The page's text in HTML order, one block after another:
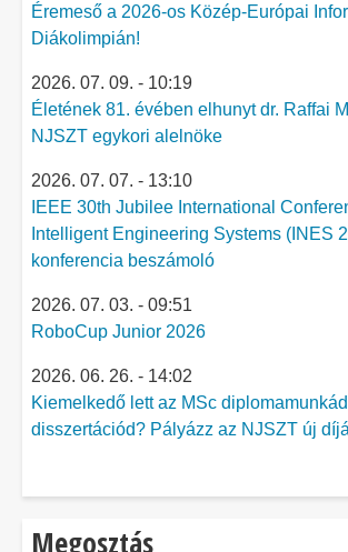
Éremeső a 2026-os Közép-Európai
Diákolimpián!
2026. 07. 09. - 10:19
Életének 81. évében elhunyt dr. Raffai
NJSZT egykori alelnöke
2026. 07. 07. - 13:10
IEEE 30th Jubilee International
Intelligent Engineering Systems (INES
konferencia beszámoló
2026. 07. 03. - 09:51
RoboCup Junior 2026
2026. 06. 26. - 14:02
Kiemelkedő lett az MSc
disszertációd? Pályázz az NJSZT új
Megosztás